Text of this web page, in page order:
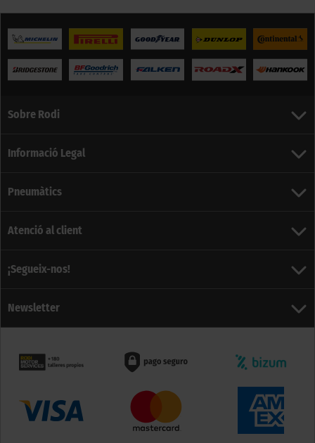
Sobre Rodi
Informació Legal
Pneumàtics
Atenció al client
¡Segueix-nos!
Newsletter